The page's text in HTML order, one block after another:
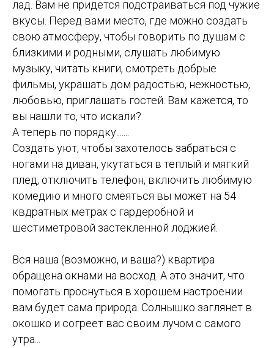
лад. Вам не придется подстраиваться под чужие
вкусы. Перед вами место, где можно создать
свою атмосферу, чтобы говорить по душам с
близкими и родными, слушать любимую
музыку, читать книги, смотреть добрые
фильмы, украшать дом радостью, нежностью,
любовью, приглашать гостей. Вам кажется, то
вы нашли то, что искали?
А теперь по порядку.......
Создать уют, чтобы захотелось забраться с
ногами на диван, укутаться в теплый и мягкий
плед, отключить телефон, включить любимую
комедию и много смеяться вы может на 54
квдратных метрах с гардеробной и
шестиметровой застекленной лоджией.
Вся наша (возможно, и ваша?) квартира
обращена окнами на восход. А это значит, что
помогать проснуться в хорошем настроении
вам будет сама природа. Солнышко заглянет в
окошко и согреет вас своим лучом с самого
утра...